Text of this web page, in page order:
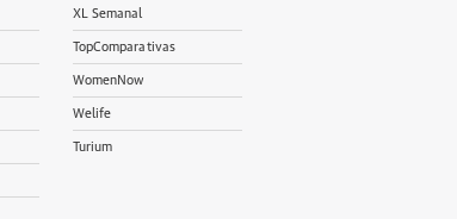
XL Semanal
TopComparativas
WomenNow
Welife
Turium